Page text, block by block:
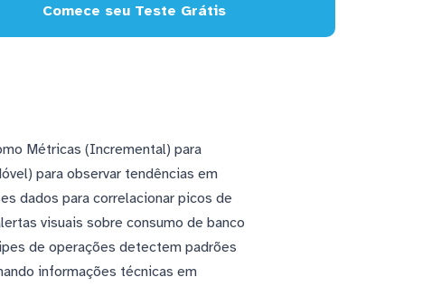
Comece seu Teste Grátis
Métricas (Incremental) para
para observar tendências em
dados para correlacionar picos de
visuais sobre consumo de banco
de operações detectem padrões
informações técnicas em